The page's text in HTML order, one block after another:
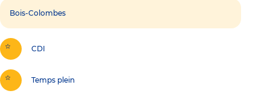
Bois-Colombes
CDI
Temps plein